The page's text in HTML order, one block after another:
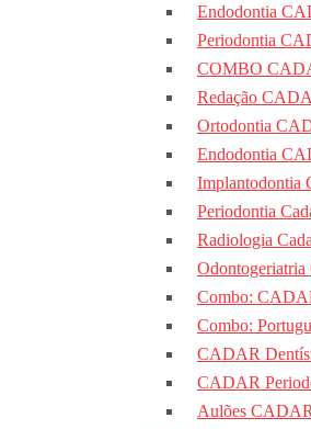
Endodontia
Periodontia
COMBO
Redação
Ortodontia
Endodontia
Implantodontia
Periodontia
Radiologia
Odontogeriatria
Combo:
Combo:
CADAR
CADAR
Aulões CADAR